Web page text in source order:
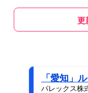
更
「愛知」
パレックス株